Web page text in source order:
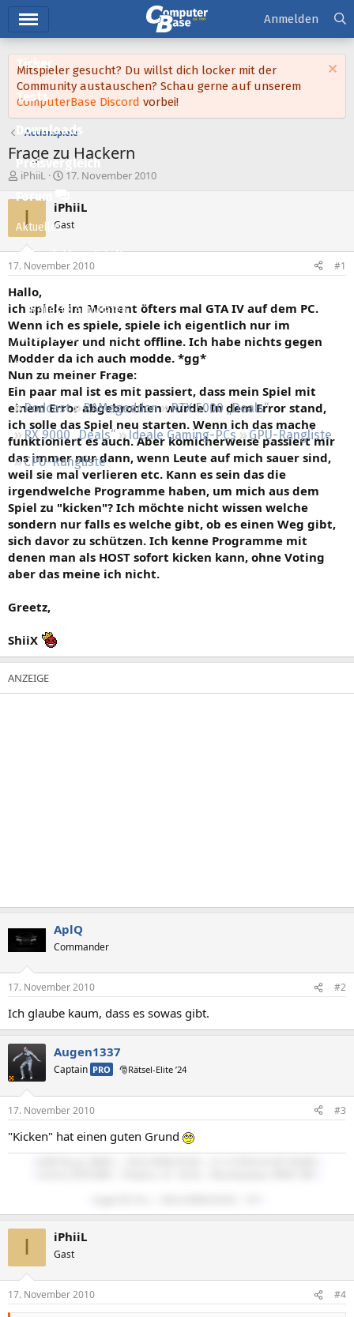
Ticker
Tests
Downloads
Preisvergleich
Forum
Aktuelles
Empfohlene Inhalte
Neueste Aktivitäten
Leserartikel
Regeln
Podcast RAMageddon
RTX 5000 „Deals“
RX 9000 „Deals“
Ideale Gaming-PCs
GPU-Rangliste
CPU-Rangliste
Anmelden
Mitspieler gesucht? Du willst dich locker mit der
Community austauschen? Schau gerne auf unserem
ComputerBase Discord vorbei!
Actionspiele
Frage zu Hackern
E
r
s
e
e
r
iPhiiL
E
r
s
e
t
m
17. November 2010
I iPhiiL
Gast
17. November 2010 #1
Hallo,
ich spiele im Moment öfters mal GTA IV auf dem PC.
Wenn ich es spiele, spiele ich eigentlich nur im
Multiplayer und nicht offline. Ich habe nichts gegen
Modder da ich auch modde. *gg*
Nun zu meiner Frage:
Ein paar mal ist es mit passiert, dass mein Spiel mit
einem Error abgebrochen wurde. In dem Error stand,
ich solle das Spiel neu starten. Wenn ich das mache
funktioniert es auch. Aber komicherweise passiert mir
das immer nur dann, wenn Leute auf mich sauer sind,
weil sie mal verlieren etc. Kann es sein das die
irgendwelche Programme haben, um mich aus dem
Spiel zu "kicken"? Ich möchte nicht wissen welche
sondern nur falls es welche gibt, ob es einen Weg gibt,
sich davor zu schützen. Ich kenne Programme mit
denen man als HOST sofort kicken kann, ohne Voting
aber das meine ich nicht.
Greetz,
ShiiX
AplQ
Commander
17. November 2010 #2
Ich glaube kaum, dass es sowas gibt.
Augen1337
Captain PRO 🎅Rätsel-Elite ’24
17. November 2010 #3
"Kicken" hat einen guten Grund
I iPhiiL
Gast
17. November 2010 #4